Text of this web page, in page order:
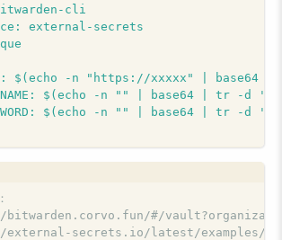
cli
external-secrets
$(echo -n "https://xxxxx" | base64 |
$(echo -n "" | base64 | tr -d
$(echo -n "" | base64 | tr -d
#/
secrets.io/latest/examples/